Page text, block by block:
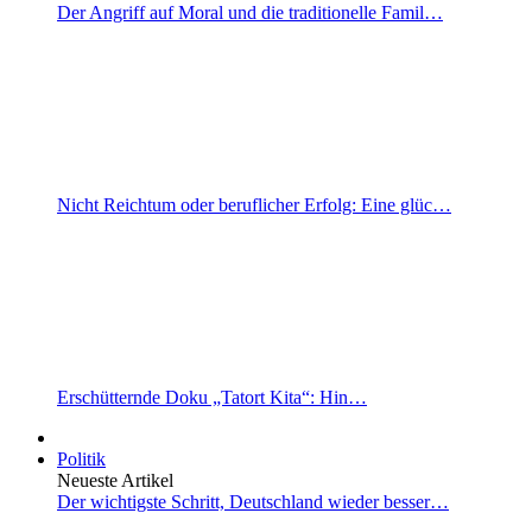
Der Angriff auf Moral und die traditionelle Famil…
Nicht Reichtum oder beruflicher Erfolg: Eine glüc…
Erschütternde Doku „Tatort Kita“: Hin…
Politik
Neueste Artikel
Der wichtigste Schritt, Deutschland wieder besser…